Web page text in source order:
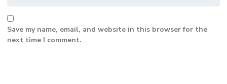
Save my name, email, and website in this browser for the
next time I comment.